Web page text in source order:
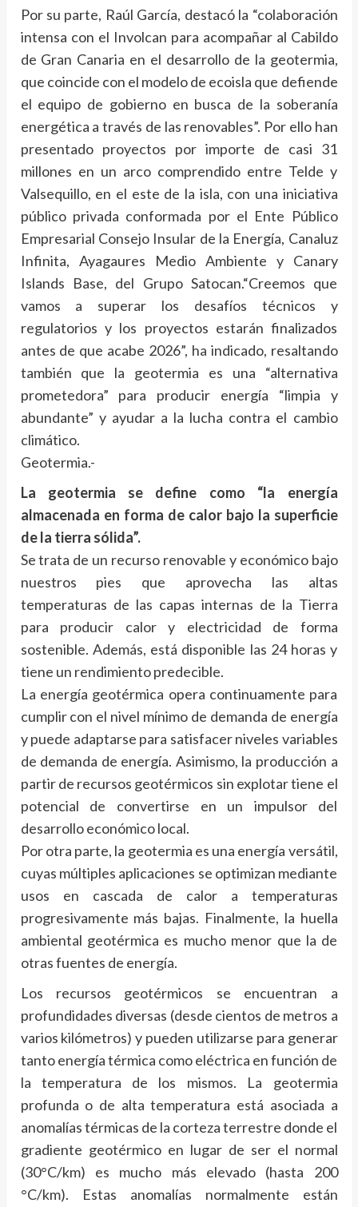
Por su parte, Raúl García, destacó la “colaboración
intensa con el Involcan para acompañar al Cabildo
de Gran Canaria en el desarrollo de la geotermia,
que coincide con el modelo de ecoisla que defiende
el equipo de gobierno en busca de la soberanía
energética a través de las renovables”. Por ello han
presentado proyectos por importe de casi 31
millones en un arco comprendido entre Telde y
Valsequillo, en el este de la isla, con una iniciativa
público privada conformada por el Ente Público
Empresarial Consejo Insular de la Energía, Canaluz
Infinita, Ayagaures Medio Ambiente y Canary
Islands Base, del Grupo Satocan.“Creemos que
vamos a superar los desafíos técnicos y
regulatorios y los proyectos estarán finalizados
antes de que acabe 2026”, ha indicado, resaltando
también que la geotermia es una “alternativa
prometedora” para producir energía “limpia y
abundante” y ayudar a la lucha contra el cambio
climático.
Geotermia.-
La geotermia se define como “la energía
almacenada en forma de calor bajo la superficie
de la tierra sólida”.
Se trata de un recurso renovable y económico bajo
nuestros pies que aprovecha las altas
temperaturas de las capas internas de la Tierra
para producir calor y electricidad de forma
sostenible. Además, está disponible las 24 horas y
tiene un rendimiento predecible.
La energía geotérmica opera continuamente para
cumplir con el nivel mínimo de demanda de energía
y puede adaptarse para satisfacer niveles variables
de demanda de energía. Asimismo, la producción a
partir de recursos geotérmicos sin explotar tiene el
potencial de convertirse en un impulsor del
desarrollo económico local.
Por otra parte, la geotermia es una energía versátil,
cuyas múltiples aplicaciones se optimizan mediante
usos en cascada de calor a temperaturas
progresivamente más bajas. Finalmente, la huella
ambiental geotérmica es mucho menor que la de
otras fuentes de energía.
Los recursos geotérmicos se encuentran a
profundidades diversas (desde cientos de metros a
varios kilómetros) y pueden utilizarse para generar
tanto energía térmica como eléctrica en función de
la temperatura de los mismos. La geotermia
profunda o de alta temperatura está asociada a
anomalías térmicas de la corteza terrestre donde el
gradiente geotérmico en lugar de ser el normal
(30°C/km) es mucho más elevado (hasta 200
°C/km). Estas anomalías normalmente están